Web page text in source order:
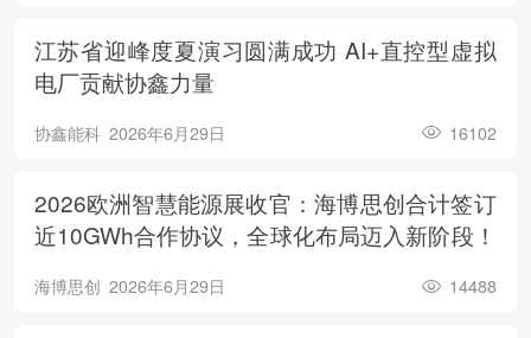
江苏省迎峰度夏演习圆满成功 AI+直控型虚拟
电厂贡献协鑫力量
协鑫能科 2026年6月29日 16102
2026欧洲智慧能源展收官：海博思创合计签订
近10GWh合作协议，全球化布局迈入新阶段！
海博思创 2026年6月29日 14488